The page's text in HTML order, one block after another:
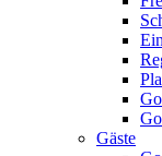
Gäste